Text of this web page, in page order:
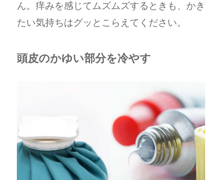
ん。痒みを感じてムズムズするときも、かき
たい気持ちはグッとこらえてください。
頭皮のかゆい部分を冷やす